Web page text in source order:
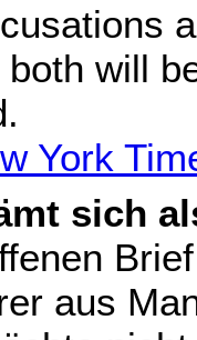
will
York
sich
aus